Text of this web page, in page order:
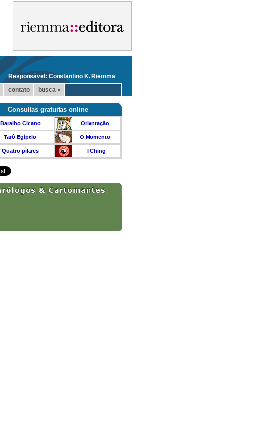
Responsável: Constantino K. Riemma
contato busca »
Consultas gratuitas online
Baralho Cigano
Tarô Egípcio
Quatro pilares
Orientação
O Momento
I Ching